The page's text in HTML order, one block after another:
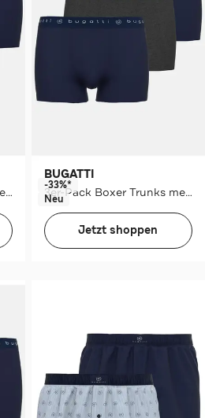
3er-Pack Boxer Trunks mehrfarbig
BUGATTI
3er-Pack Boxer Trunks mehrfarbig
-33%*
Neu
Jetzt shoppen